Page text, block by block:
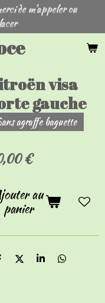
de m'appeler ou
visa
gauche
agraffe baguette
€
au
panier
P
P
P